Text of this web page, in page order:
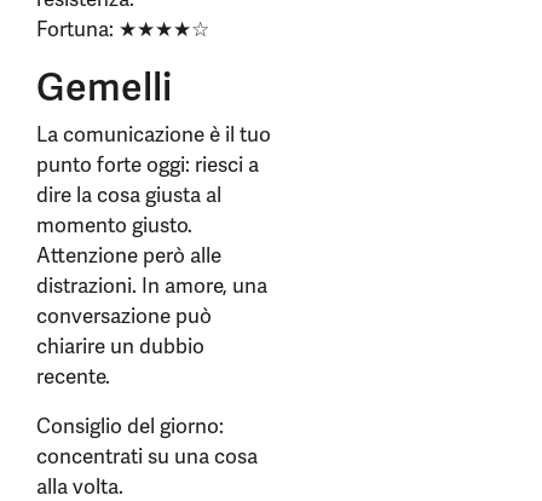
Fortuna: ★★★★☆
Gemelli
La comunicazione è il tuo
punto forte oggi: riesci a
dire la cosa giusta al
momento giusto.
Attenzione però alle
distrazioni. In amore, una
conversazione può
chiarire un dubbio
recente.
Consiglio del giorno:
concentrati su una cosa
alla volta.